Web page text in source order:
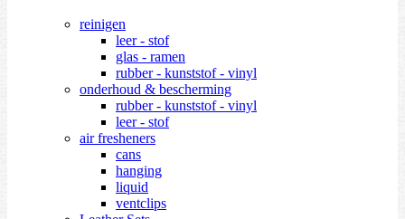
reinigen
leer - stof
glas - ramen
rubber - kunststof - vinyl
onderhoud & bescherming
rubber - kunststof - vinyl
leer - stof
air fresheners
cans
hanging
liquid
ventclips